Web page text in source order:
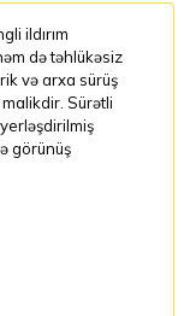
ildırım
də təhlükəsiz
və arxa sürüş
Sürətli
görünüş